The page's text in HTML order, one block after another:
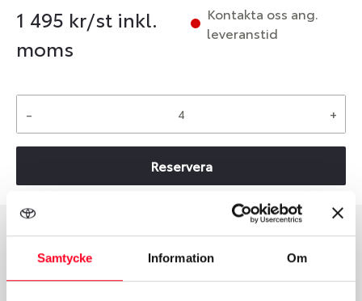
Samtycke Information Om
1 495 kr/st inkl.
moms
Kontakta oss ang.
leveranstid
- +
Reservera
Group
Fälg PV/C LM
Tum